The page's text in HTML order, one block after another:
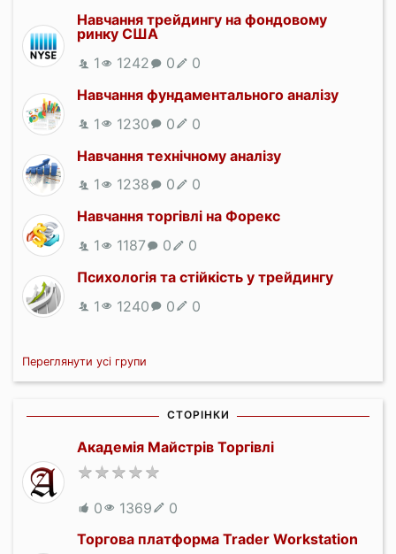
Навчання трейдингу на фондовому
ринку США
1
1242 0
0
Навчання фундаментального аналізу
1
1230 0
0
Навчання технічному аналізу
1
1238 0
0
Навчання торгівлі на Форекс
1
1187 0
0
Психологія та стійкість у трейдингу
1
1240 0 0
Переглянути усі групи
СТОРІНКИ
Академія Майстрів Торгівлі
0 1369
0
Торгова платформа Trader Workstation